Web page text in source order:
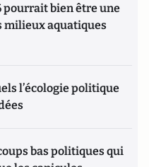
pourrait bien être une
aquatiques
l’écologie politique
bas politiques qui